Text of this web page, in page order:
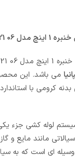
06 3121
می باشد. این
کرومی با استاندارد
لوله کشی جزء
مانند مایع و
ای است که به